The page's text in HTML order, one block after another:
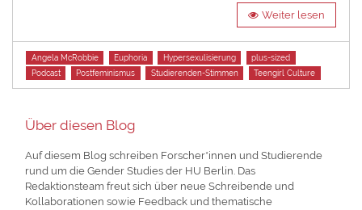
Weiter lesen
Tags
Angela McRobbie Euphoria Hypersexulisierung
plus-sized
Podcast
Postfeminismus Studierenden-Stimmen Teengirl Culture
Über diesen Blog
Auf diesem Blog schreiben Forscher*innen und Studierende
rund um die Gender Studies der HU Berlin. Das
Redaktionsteam freut sich über neue Schreibende und
Kollaborationen sowie Feedback und thematische